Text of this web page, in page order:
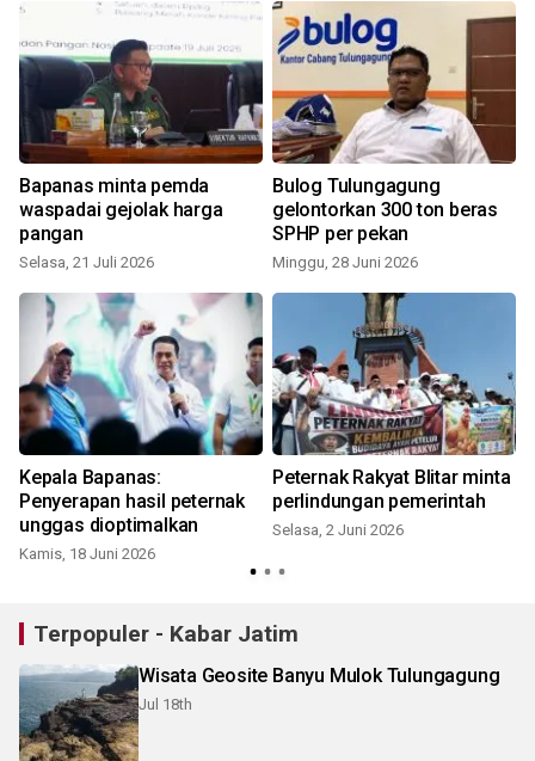
Bapanas minta pemda
waspadai gejolak harga
pangan
Selasa, 21 Juli 2026
Bulog Tulungagung
gelontorkan 300 ton beras
SPHP per pekan
Minggu, 28 Juni 2026
Kepala Bapanas:
Penyerapan hasil peternak
unggas dioptimalkan
Kamis, 18 Juni 2026
Peternak Rakyat Blitar minta
perlindungan pemerintah
Selasa, 2 Juni 2026
Terpopuler - Kabar Jatim
Wisata Geosite Banyu Mulok Tulungagung
Jul 18th